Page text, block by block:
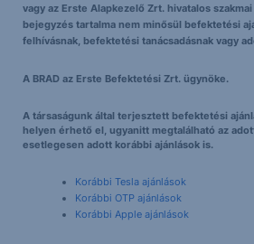
vagy az Erste Alapkezelő Zrt. hivatalos
bejegyzés tartalma nem minősül befektetési
felhívásnak, befektetési tanácsadásnak vagy
A BRAD az Erste Befektetési Zrt. ügynöke.
A társaságunk által terjesztett befektetési
helyen érhető el, ugyanitt megtalálható az
esetlegesen adott korábbi ajánlások is.
Korábbi Tesla ajánlások
Korábbi OTP ajánlások
Korábbi Apple ajánlások